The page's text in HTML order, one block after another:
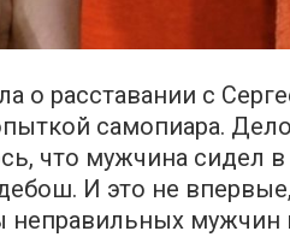
о расставании с
самопиара.
что мужчина сидел в
И это не
неправильных мужчин